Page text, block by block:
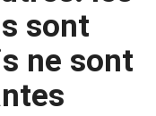
sont
ne sont